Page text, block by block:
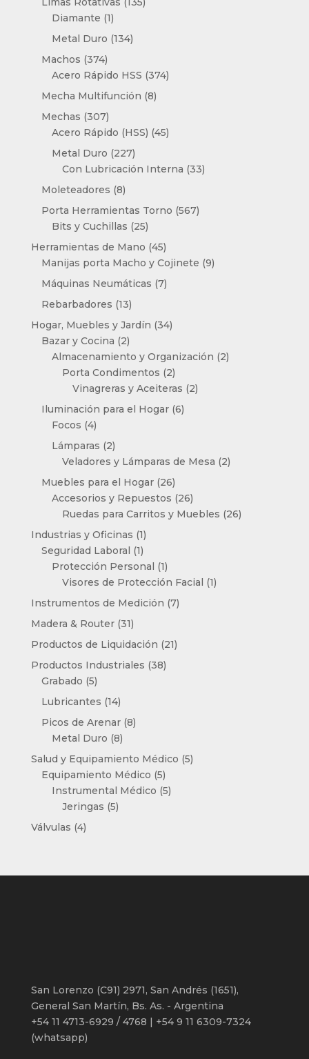
Diamante 11
producto
Metal Duro 134134
Machos 374374
productos
Acero Rápido HSS 374374
Mecha Multifunción 88
Mechas 307307
productos
Acero Rápido (HSS) 4545
Metal Duro 227227
productos
Con Lubricación Interna 3333
Moleteadores 88
productos
Porta Herramientas Torno 567567
Bits y Cuchillas 2525
productos
Herramientas de Mano 4545
productos
Manijas porta Macho y Cojinete 99
Máquinas Neumáticas 77
Rebarbadores 1313
productos
Hogar, Muebles y Jardín 3434
Bazar y Cocina 22
productos
Almacenamiento y Organización 22
Porta Condimentos 22
productos
Vinagreras y Aceiteras 22
Iluminación para el Hogar 66
Focos 44
productos
Lámparas 22
productos
Veladores y Lámparas de Mesa 22
Muebles para el Hogar 2626
productos
Accesorios y Repuestos 2626
productos
Ruedas para Carritos y Muebles 2626
Industrias y Oficinas 11
producto
Seguridad Laboral 11
producto
Protección Personal 11
producto
Visores de Protección Facial 11
Instrumentos de Medición 77
Madera & Router 3131
productos
Productos de Liquidación 2121
Productos Industriales 3838
Grabado 55
productos
Lubricantes 1414
productos
Picos de Arenar 88
Metal Duro 88
productos
Salud y Equipamiento Médico 55
Equipamiento Médico 55
productos
Instrumental Médico 55
Jeringas 55
Válvulas 44
San Lorenzo (C91) 2971, San Andrés (1651),
General San Martín, Bs. As. - Argentina
+54 11 4713-6929 / 4768 | +54 9 11 6309-7324
(whatsapp)